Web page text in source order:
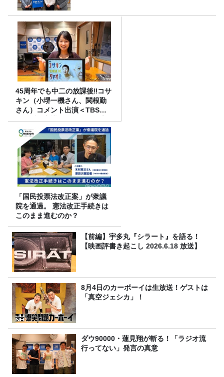
45周年でも中二の放課後‼コサ
キン（小堺一機さん、関根勤
さん）コメント出演＜TBSラ
ジオ番組審議会からのご報告
＞
「国民投票法改正案」が衆議
院を通過。 憲法改正手続きは
このまま進むのか？
【前編】宇多丸『シラート』を語る！
【映画評書き起こし 2026.6.18 放送】
8月4日のカーボーイは生放送！ゲストは
「真空ジェシカ」！
ダウ90000・蓮見翔が斬る！「ラジオ流
行ってない」発言の真意